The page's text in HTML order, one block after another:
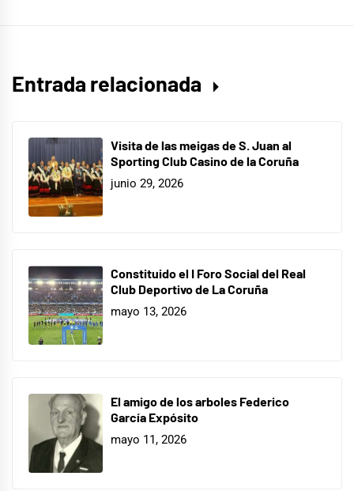
Entrada relacionada
Visita de las meigas de S. Juan al
Sporting Club Casino de la Coruña
junio 29, 2026
Constituido el I Foro Social del Real
Club Deportivo de La Coruña
mayo 13, 2026
El amigo de los arboles Federico
García Expósito
mayo 11, 2026